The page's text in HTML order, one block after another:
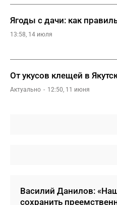
Ягоды с дачи: как
13:58, 14 июля
От укусов клещей в
Актуально 12:50, 11 июня
Василий Данилов:
сохранить